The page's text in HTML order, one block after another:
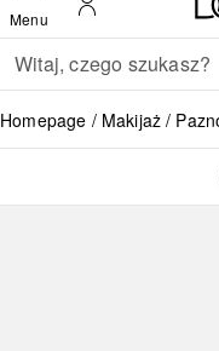
MenuOtwórz menuMoje konto
Wracać
Wykonaj wyszukiwanie
Homepage Makijaż